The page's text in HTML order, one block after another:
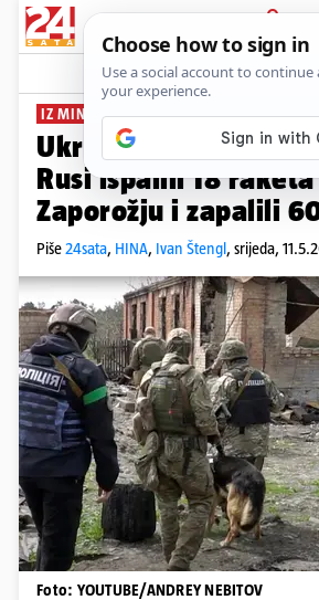
PRIJAVA
News
IZ MINUTE U MINUTU:
Ukrajinci oslobodili
Rusi ispalili 18
Zaporožju i zapalili
Piše24sata, HINA, Ivan Štengl, srijeda,
Foto: YOUTUBE/ANDREY NEBITOV